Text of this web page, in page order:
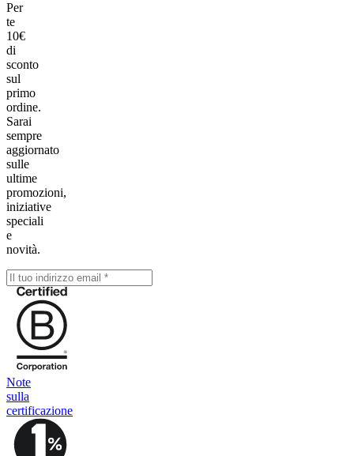
Per
te
10€
di
sconto
sul
primo
ordine.
Sarai
sempre
aggiornato
sulle
ultime
promozioni,
iniziative
speciali
e
novità.
Note
sulla
certificazione